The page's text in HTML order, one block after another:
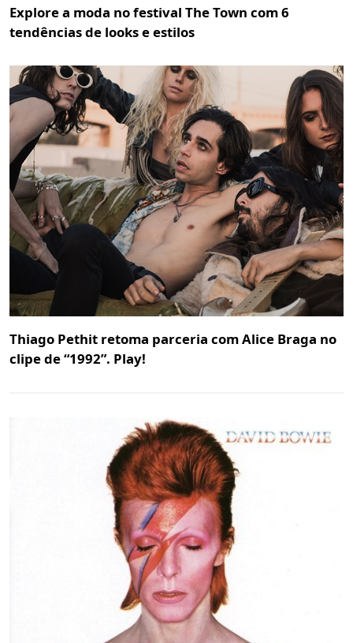
Explore a moda no festival The Town com 6
tendências de looks e estilos
Thiago Pethit retoma parceria com Alice Braga no
clipe de “1992”. Play!